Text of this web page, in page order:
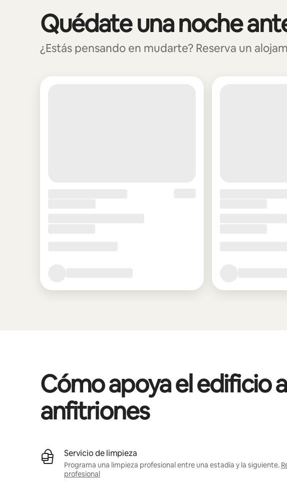
Quédate una noche
¿Estás pensando en mudarte? Reserva un
Se muestran0 de 0 elementos
Cómo apoya el edificio
anfitriones
Servicio de limpieza
Programa una limpieza profesional entre una estadía y la siguiente.
profesional